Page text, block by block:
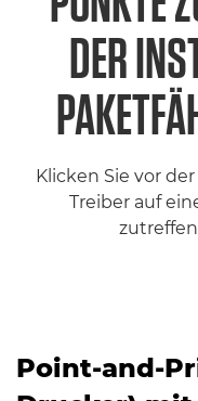
DER
Klicken Sie vor
Treiber auf
Point-and-